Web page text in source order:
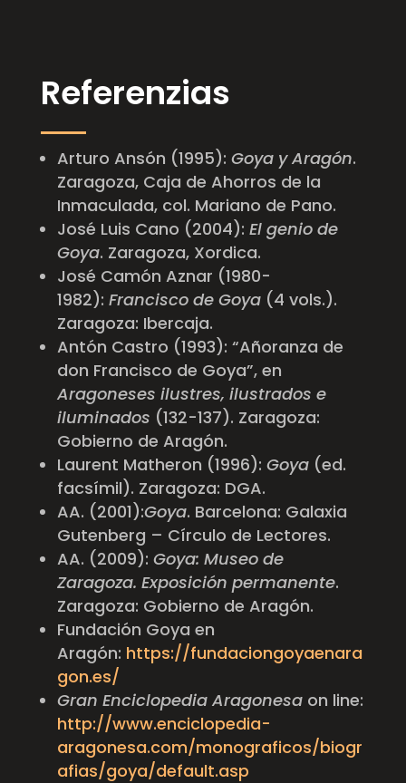
Referenzias
Arturo Ansón (1995): Goya y Aragón.
Zaragoza, Caja de Ahorros de la
Inmaculada, col. Mariano de Pano.
José Luis Cano (2004): El genio de
Goya. Zaragoza, Xordica.
José Camón Aznar (1980-
1982): Francisco de Goya (4 vols.).
Zaragoza: Ibercaja.
Antón Castro (1993): “Añoranza de
don Francisco de Goya”, en
Aragoneses ilustres, ilustrados e
iluminados (132-137). Zaragoza:
Gobierno de Aragón.
Laurent Matheron (1996): Goya(ed.
facsímil). Zaragoza: DGA.
AA. (2001):Goya. Barcelona: Galaxia
Gutenberg – Círculo de Lectores.
AA. (2009): Goya: Museo de
Zaragoza. Exposición permanente.
Zaragoza: Gobierno de Aragón.
Fundación Goya en
Aragón: https://fundaciongoyaenara
gon.es/
Gran Enciclopedia Aragonesaon line:
http://www.enciclopedia-
aragonesa.com/monograficos/biogr
afias/goya/default.asp